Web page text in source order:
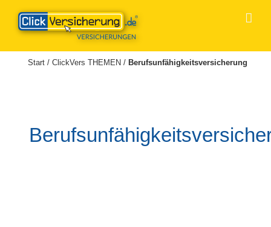
Inhalt
springen
Start / ClickVers THEMEN / Berufsunfähigkeitsversicherung